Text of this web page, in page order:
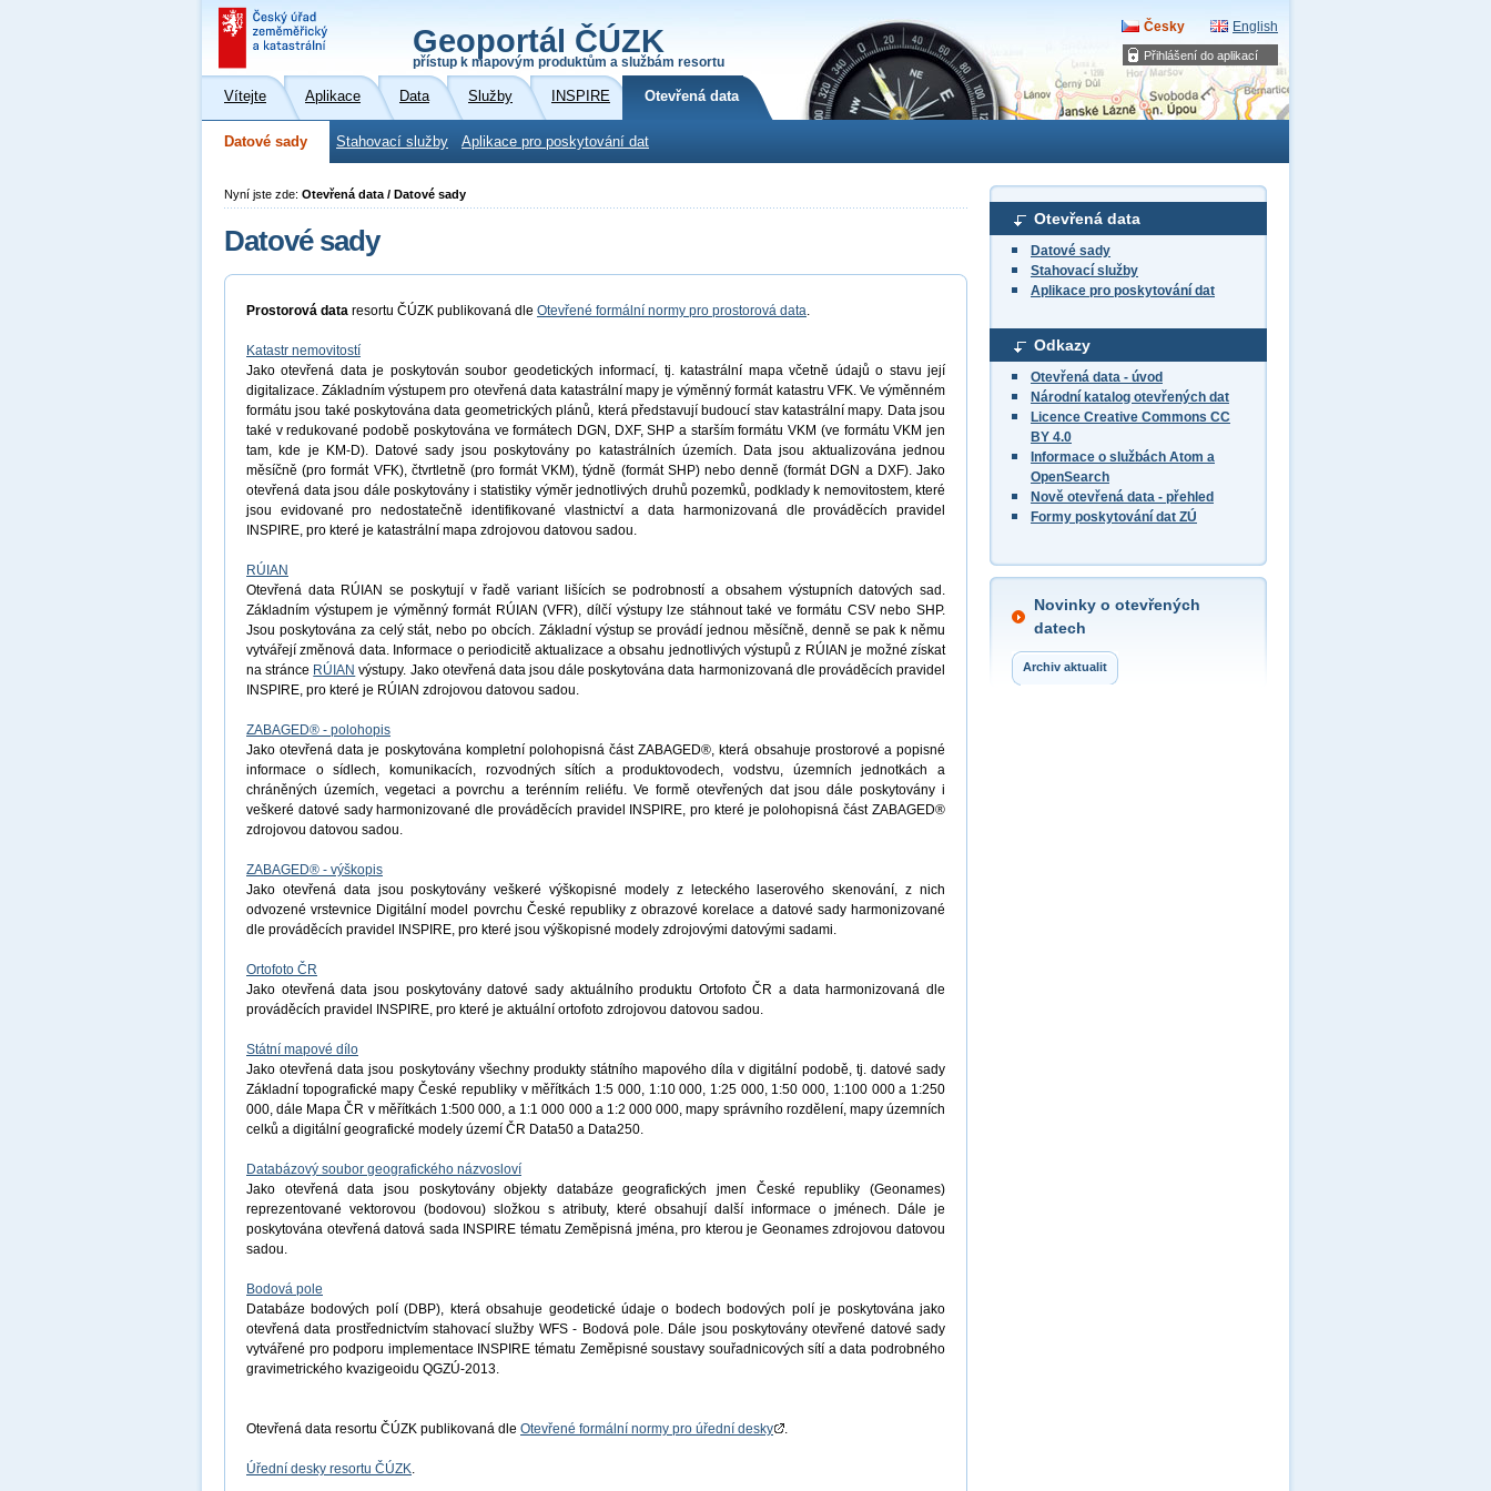
Přihlášení do aplikací
Geoportál ČÚZK
přístup k mapovým produktům a službám resortu
Česky English
Vítejte Aplikace Data Služby INSPIRE Otevřená data
Datové sady Stahovací služby Aplikace pro poskytování dat
Otevřená data
Datové sady
Stahovací služby
Aplikace pro poskytování dat
Odkazy
Otevřená data - úvod
Národní katalog otevřených dat
Licence Creative Commons CC
BY 4.0
Informace o službách Atom a
OpenSearch
Nově otevřená data - přehled
Formy poskytování dat ZÚ
Novinky o otevřených
datech
Archiv aktualit
Nyní jste zde: Otevřená data / Datové sady
Datové sady
Prostorová data resortu ČÚZK publikovaná dle Otevřené formální normy pro prostorová data.
Katastr nemovitostí
Jako otevřená data je poskytován soubor geodetických informací, tj. katastrální mapa včetně údajů o stavu její
digitalizace. Základním výstupem pro otevřená data katastrální mapy je výměnný formát katastru VFK. Ve výměnném
formátu jsou také poskytována data geometrických plánů, která představují budoucí stav katastrální mapy. Data jsou
také v redukované podobě poskytována ve formátech DGN, DXF, SHP a starším formátu VKM (ve formátu VKM jen
tam, kde je KM-D). Datové sady jsou poskytovány po katastrálních územích. Data jsou aktualizována jednou
měsíčně (pro formát VFK), čtvrtletně (pro formát VKM), týdně (formát SHP) nebo denně (formát DGN a DXF). Jako
otevřená data jsou dále poskytovány i statistiky výměr jednotlivých druhů pozemků, podklady k nemovitostem, které
jsou evidované pro nedostatečně identifikované vlastnictví a data harmonizovaná dle prováděcích pravidel
INSPIRE, pro které je katastrální mapa zdrojovou datovou sadou.
RÚIAN
Otevřená data RÚIAN se poskytují v řadě variant lišících se podrobností a obsahem výstupních datových sad.
Základním výstupem je výměnný formát RÚIAN (VFR), dílčí výstupy lze stáhnout také ve formátu CSV nebo SHP.
Jsou poskytována za celý stát, nebo po obcích. Základní výstup se provádí jednou měsíčně, denně se pak k němu
vytvářejí změnová data. Informace o periodicitě aktualizace a obsahu jednotlivých výstupů z RÚIAN je možné získat
na stránce RÚIAN výstupy. Jako otevřená data jsou dále poskytována data harmonizovaná dle prováděcích pravidel
INSPIRE, pro které je RÚIAN zdrojovou datovou sadou.
ZABAGED® - polohopis
Jako otevřená data je poskytována kompletní polohopisná část ZABAGED®, která obsahuje prostorové a popisné
informace o sídlech, komunikacích, rozvodných sítích a produktovodech, vodstvu, územních jednotkách a
chráněných územích, vegetaci a povrchu a terénním reliéfu. Ve formě otevřených dat jsou dále poskytovány i
veškeré datové sady harmonizované dle prováděcích pravidel INSPIRE, pro které je polohopisná část ZABAGED®
zdrojovou datovou sadou.
ZABAGED® - výškopis
Jako otevřená data jsou poskytovány veškeré výškopisné modely z leteckého laserového skenování, z nich
odvozené vrstevnice Digitální model povrchu České republiky z obrazové korelace a datové sady harmonizované
dle prováděcích pravidel INSPIRE, pro které jsou výškopisné modely zdrojovými datovými sadami.
Ortofoto ČR
Jako otevřená data jsou poskytovány datové sady aktuálního produktu Ortofoto ČR a data harmonizovaná dle
prováděcích pravidel INSPIRE, pro které je aktuální ortofoto zdrojovou datovou sadou.
Státní mapové dílo
Jako otevřená data jsou poskytovány všechny produkty státního mapového díla v digitální podobě, tj. datové sady
Základní topografické mapy České republiky v měřítkách 1:5 000, 1:10 000, 1:25 000, 1:50 000, 1:100 000 a 1:250
000, dále Mapa ČR v měřítkách 1:500 000, a 1:1 000 000 a 1:2 000 000, mapy správního rozdělení, mapy územních
celků a digitální geografické modely území ČR Data50 a Data250.
Databázový soubor geografického názvosloví
Jako otevřená data jsou poskytovány objekty databáze geografických jmen České republiky (Geonames)
reprezentované vektorovou (bodovou) složkou s atributy, které obsahují další informace o jménech. Dále je
poskytována otevřená datová sada INSPIRE tématu Zeměpisná jména, pro kterou je Geonames zdrojovou datovou
sadou.
Bodová pole
Databáze bodových polí (DBP), která obsahuje geodetické údaje o bodech bodových polí je poskytována jako
otevřená data prostřednictvím stahovací služby WFS - Bodová pole. Dále jsou poskytovány otevřené datové sady
vytvářené pro podporu implementace INSPIRE tématu Zeměpisné soustavy souřadnicových sítí a data podrobného
gravimetrického kvazigeoidu QGZÚ-2013.
Otevřená data resortu ČÚZK publikovaná dle Otevřené formální normy pro úřední desky .
Úřední desky resortu ČÚZK.